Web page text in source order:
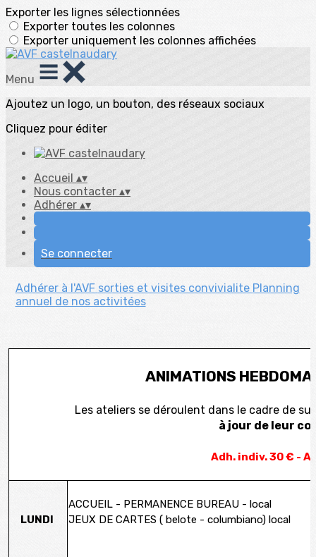
Exporter les lignes sélectionnées
Exporter toutes les colonnes
Exporter uniquement les colonnes affichées
Menu
Ajoutez un logo, un bouton, des réseaux sociaux
Cliquez pour éditer
Accueil ▴▾
Nous contacter ▴▾
Adhérer ▴▾
Se connecter
Adhérer à l'AVF sorties et visites convivialite Planning
annuel de nos activitées
ANIMATIONS
Les ateliers se déroulent dans le cadre de
à jour de leur
Adh. indiv. 30 € -
LUNDI
ACCUEIL - PERMANENCE BUREAU - local
JEUX DE CARTES ( belote - columbiano) local